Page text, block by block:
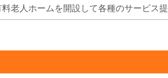
老人ホームを開設して各種のサービス提